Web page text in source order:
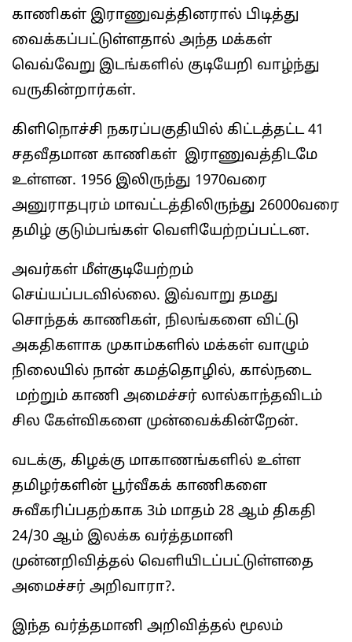
காணிகள் இராணுவத்தினரால் பிடித்து
வைக்கப்பட்டுள்ளதால் அந்த மக்கள்
வெவ்வேறு இடங்களில் குடியேறி வாழ்ந்து
வருகின்றார்கள்.
கிளிநொச்சி நகரப்பகுதியில் கிட்டத்தட்ட 41
சதவீதமான காணிகள் இராணுவத்திடமே
உள்ளன. 1956 இலிருந்து 1970வரை
அனுராதபுரம் மாவட்டத்திலிருந்து 26000வரை
தமிழ் குடும்பங்கள் வெளியேற்றப்பட்டன.
அவர்கள் மீள்குடியேற்றம்
செய்யப்படவில்லை. இவ்வாறு தமது
சொந்தக் காணிகள், நிலங்களை விட்டு
அகதிகளாக முகாம்களில் மக்கள் வாழும்
நிலையில் நான் கமத்தொழில், கால்நடை
மற்றும் காணி அமைச்சர் லால்காந்தவிடம்
சில கேள்விகளை முன்வைக்கின்றேன்.
வடக்கு, கிழக்கு மாகாணங்களில் உள்ள
தமிழர்களின் பூர்வீகக் காணிகளை
சுவீகரிப்பதற்காக 3ம் மாதம் 28 ஆம் திகதி
24/30 ஆம் இலக்க வர்த்தமானி
முன்னறிவித்தல் வெளியிடப்பட்டுள்ளதை
அமைச்சர் அறிவாரா?.
இந்த வர்த்தமானி அறிவித்தல் மூலம்